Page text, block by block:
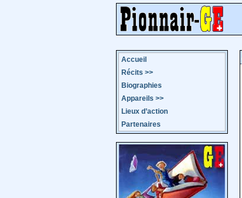
Accueil
Récits >>
Biographies
Appareils >>
Lieux d’action
Partenaires